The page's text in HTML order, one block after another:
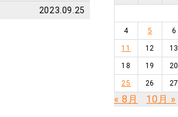
2023.09.25
4 5 6
11 12 13
18 19 20
25 26 27
« 8月 10月 »